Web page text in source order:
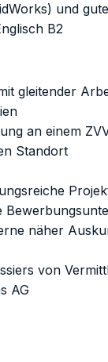
und
B2
gleitender
an einem
Standort
näher
von
AG